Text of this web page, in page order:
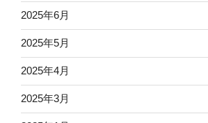
2025年6月
2025年5月
2025年4月
2025年3月